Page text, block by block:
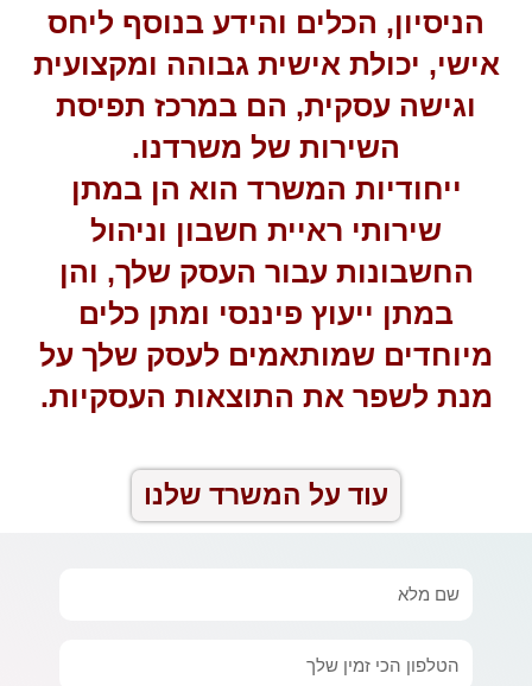
הניסיון, הכלים והידע בנוסף ליחס
אישי, יכולת אישית גבוהה ומקצועית
וגישה עסקית, הם במרכז תפיסת
השירות של משרדנו.
ייחודיות המשרד הוא הן במתן
שירותי ראיית חשבון וניהול
החשבונות עבור העסק שלך, והן
במתן ייעוץ פיננסי ומתן כלים
מיוחדים שמותאמים לעסק שלך על
מנת לשפר את התוצאות העסקיות.
עוד על המשרד שלנו
שם
טלפון